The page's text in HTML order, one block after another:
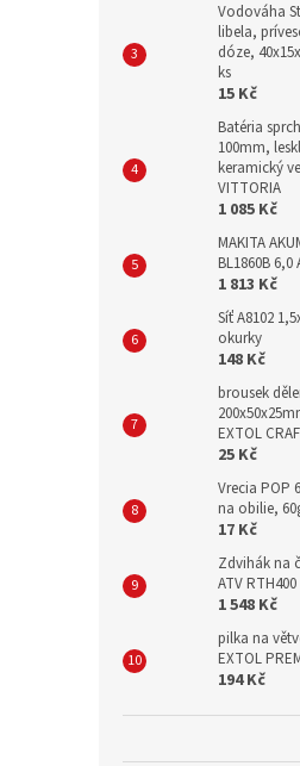
Vodováha
libela,
dóze,
ks
15 Kč
Batéria
100mm,
keramický
VITTORIA
1 085 Kč
MAKITA
BL1860B 6,0
1 813 Kč
Síť A8102
okurky
148 Kč
brousek
EXTOL
25 Kč
Vrecia POP
na obilie,
17 Kč
Zdvihák na
ATV RTH400
1 548 Kč
pilka na
EXTOL
194 Kč